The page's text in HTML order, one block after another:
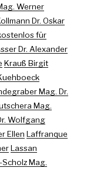
Werner
Dr. Oskar
für
Dr. Alexander
Krauß Birgit
Mag. Dr.
Mag.
Wolfgang
Ellen Laffranque
Lassan
Mag.